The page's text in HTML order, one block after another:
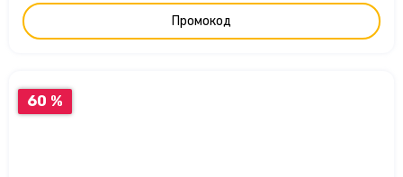
Промокод
60 %